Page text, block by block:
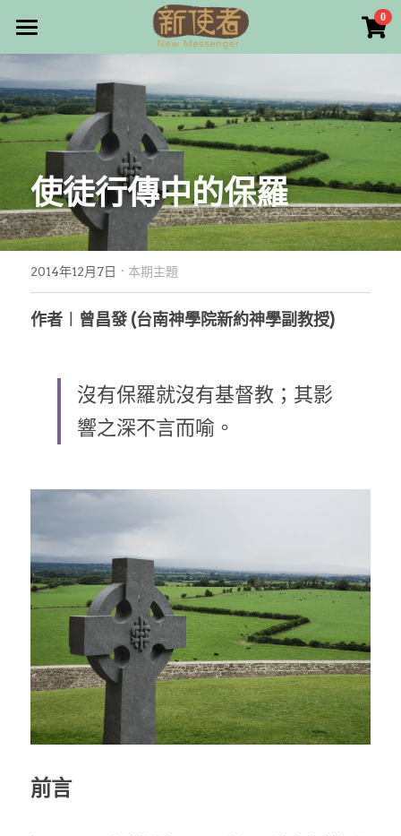
0
最新消息
關於我們
雜誌目錄
雜誌專欄
最新文章
編者的話
本期主題
台灣教會人物檔案
乘著夢想去旅行
解惑之窗
母語葡萄園
神學淺說
信仰生活
好書櫥窗
畫話人生
寫寫畫畫
漫畫
訂購/奉獻/廣告刊登
好站連結
搜索
奉獻支持
使徒行傳中的保羅
2014年12月7日 · 本期主題
作者︱曾昌發 (台南神學院新約神學副教授)
沒有保羅就沒有基督教；其影
響之深不言而喻。
前言
×
商品分類
所有商品分類